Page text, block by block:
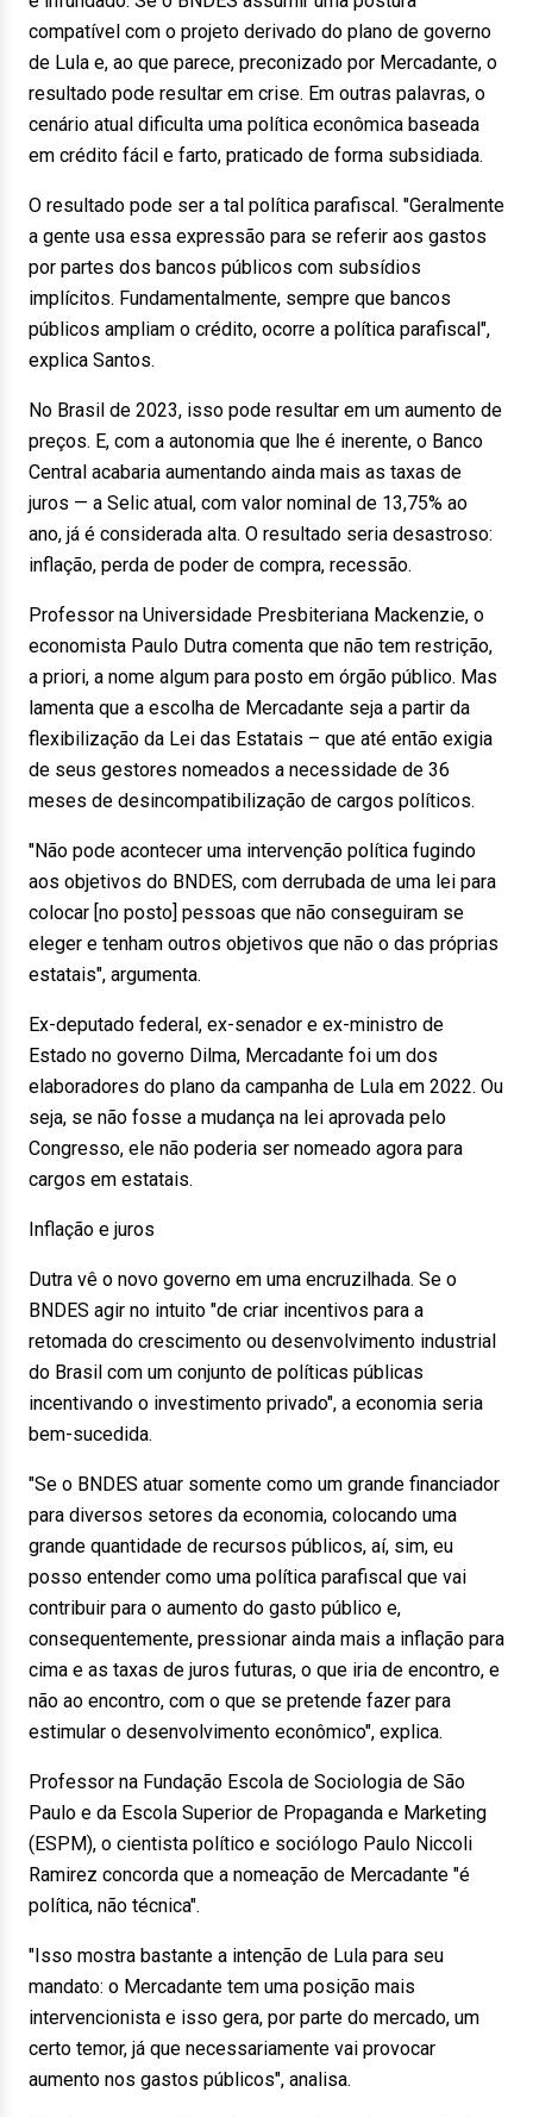
compatível com o projeto derivado do plano de governo
de Lula e, ao que parece, preconizado por Mercadante, o
resultado pode resultar em crise. Em outras palavras, o
cenário atual dificulta uma política econômica baseada
em crédito fácil e farto, praticado de forma subsidiada.
O resultado pode ser a tal política parafiscal. "Geralmente
a gente usa essa expressão para se referir aos gastos
por partes dos bancos públicos com subsídios
implícitos. Fundamentalmente, sempre que bancos
públicos ampliam o crédito, ocorre a política parafiscal",
explica Santos.
No Brasil de 2023, isso pode resultar em um aumento de
preços. E, com a autonomia que lhe é inerente, o Banco
Central acabaria aumentando ainda mais as taxas de
juros — a Selic atual, com valor nominal de 13,75% ao
ano, já é considerada alta. O resultado seria desastroso:
inflação, perda de poder de compra, recessão.
Professor na Universidade Presbiteriana Mackenzie, o
economista Paulo Dutra comenta que não tem restrição,
a priori, a nome algum para posto em órgão público. Mas
lamenta que a escolha de Mercadante seja a partir da
flexibilização da Lei das Estatais – que até então exigia
de seus gestores nomeados a necessidade de 36
meses de desincompatibilização de cargos políticos.
"Não pode acontecer uma intervenção política fugindo
aos objetivos do BNDES, com derrubada de uma lei para
colocar [no posto] pessoas que não conseguiram se
eleger e tenham outros objetivos que não o das próprias
estatais", argumenta.
Ex-deputado federal, ex-senador e ex-ministro de
Estado no governo Dilma, Mercadante foi um dos
elaboradores do plano da campanha de Lula em 2022. Ou
seja, se não fosse a mudança na lei aprovada pelo
Congresso, ele não poderia ser nomeado agora para
cargos em estatais.
Inflação e juros
Dutra vê o novo governo em uma encruzilhada. Se o
BNDES agir no intuito "de criar incentivos para a
retomada do crescimento ou desenvolvimento industrial
do Brasil com um conjunto de políticas públicas
incentivando o investimento privado", a economia seria
bem-sucedida.
"Se o BNDES atuar somente como um grande financiador
para diversos setores da economia, colocando uma
grande quantidade de recursos públicos, aí, sim, eu
posso entender como uma política parafiscal que vai
contribuir para o aumento do gasto público e,
consequentemente, pressionar ainda mais a inflação para
cima e as taxas de juros futuras, o que iria de encontro, e
não ao encontro, com o que se pretende fazer para
estimular o desenvolvimento econômico", explica.
Professor na Fundação Escola de Sociologia de São
Paulo e da Escola Superior de Propaganda e Marketing
(ESPM), o cientista político e sociólogo Paulo Niccoli
Ramirez concorda que a nomeação de Mercadante "é
política, não técnica".
"Isso mostra bastante a intenção de Lula para seu
mandato: o Mercadante tem uma posição mais
intervencionista e isso gera, por parte do mercado, um
certo temor, já que necessariamente vai provocar
aumento nos gastos públicos", analisa.